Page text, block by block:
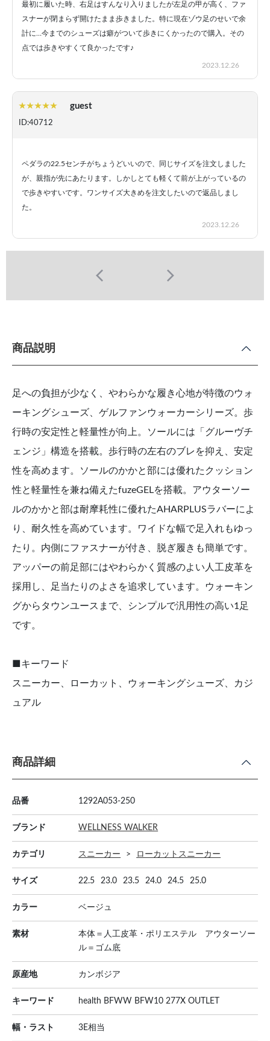
最初に履いた時、右足はすんなり入りましたが左足の甲が高く、ファ
スナーが閉まらず開けたまま歩きました。特に現在ゾウ足のせいで余
計に…今までのシューズは癖がついて歩きにくかったので購入。その
点では歩きやすくて良かったです♪
2023.12.26
guest
ID:40712
ペダラの22.5センチがちょうどいいので、同じサイズを注文しました
が、親指が先にあたります。しかしとても軽くて前が上がっているの
で歩きやすいです。ワンサイズ大きめを注文したいので返品しまし
た。
2023.12.26
商品説明
足への負担が少なく、やわらかな履き心地が特徴のウォ
ーキングシューズ、ゲルファンウォーカーシリーズ。歩
行時の安定性と軽量性が向上。ソールには「グルーヴチ
ェンジ」構造を搭載。歩行時の左右のブレを抑え、安定
性を高めます。ソールのかかと部には優れたクッション
性と軽量性を兼ね備えたfuzeGELを搭載。アウターソー
ルのかかと部は耐摩耗性に優れたAHARPLUSラバーによ
り、耐久性を高めています。ワイドな幅で足入れもゆっ
たり。内側にファスナーが付き、脱ぎ履きも簡単です。
アッパーの前足部にはやわらかく質感のよい人工皮革を
採用し、足当たりのよさを追求しています。ウォーキン
グからタウンユースまで、シンプルで汎用性の高い1足
です。
■キーワード
スニーカー、ローカット、ウォーキングシューズ、カジ
ュアル
商品詳細
品番 1292A053-250
ブランド WELLNESS WALKER
カテゴリ スニーカー ローカットスニーカー
サイズ 22.5 23.0 23.5 24.0 24.5 25.0
カラー ベージュ
素材
本体＝人工皮革・ポリエステル アウターソー
ル＝ゴム底
原産地 カンボジア
キーワード health BFWW BFW10 277X OUTLET
幅・ラスト 3E相当